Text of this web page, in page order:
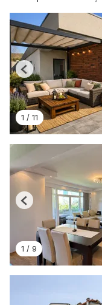
1 / 11
Previous
1 / 9
Previous